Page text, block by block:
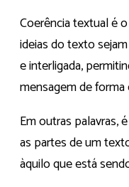
Coerência textual é
ideias do texto
e interligada,
mensagem de forma
Em outras palavras,
as partes de um
àquilo que está